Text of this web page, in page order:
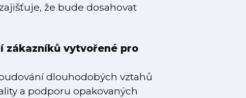
že bude dosahovat
zákazníků vytvořené pro
dlouhodobých vztahů
a podporu opakovaných